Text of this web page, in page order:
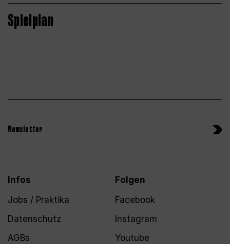
Spielplan
Newsletter
Infos
Jobs / Praktika
Datenschutz
AGBs
Folgen
Facebook
Instagram
Youtube